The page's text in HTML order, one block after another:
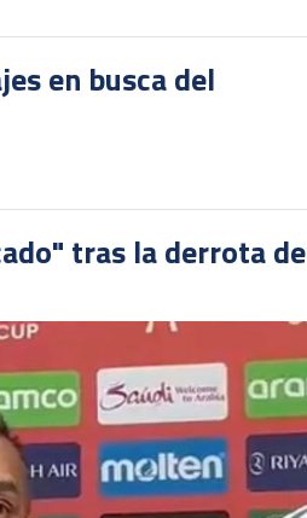
en busca del
tras la derrota de